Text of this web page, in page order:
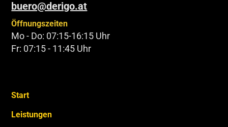
buero@derigo.at
Öffnungszeiten
Mo - Do: 07:15-16:15 Uhr
Fr: 07:15 - 11:45 Uhr
Start
Leistungen